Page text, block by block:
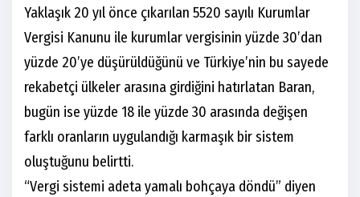
Yaklaşık 20 yıl önce çıkarılan 5520 sayılı Kurumlar
Vergisi Kanunu ile kurumlar vergisinin yüzde 30’dan
yüzde 20’ye düşürüldüğünü ve Türkiye’nin bu sayede
rekabetçi ülkeler arasına girdiğini hatırlatan Baran,
bugün ise yüzde 18 ile yüzde 30 arasında değişen
farklı oranların uygulandığı karmaşık bir sistem
oluştuğunu belirtti.
“Vergi sistemi adeta yamalı bohçaya döndü” diyen